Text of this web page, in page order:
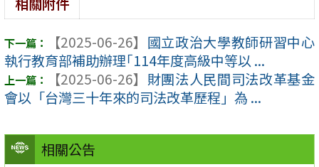
相關公告
【2025-06-26】 國立政治大學教師研習中心
執行教育部補助辦理｢114年度高級中等以 ...
【2025-06-26】 財團法人民間司法改革基金
會以「台灣三十年來的司法改革歷程」為 ...